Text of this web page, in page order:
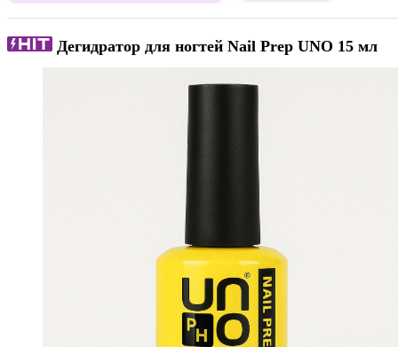
Дегидратор для ногтей Nail Prep UNO 15 мл